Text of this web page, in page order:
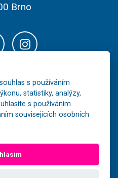
Brno
vlastníka je nezákonné.
s používáním
statistiky, analýzy,
s používáním
souvisejících osobních